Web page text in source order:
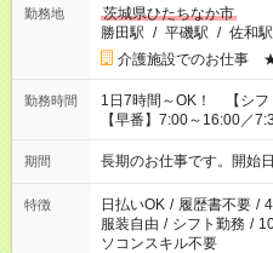
勤務地
茨城県ひたちなか市
勝田駅 / 平磯駅 / 佐和駅
介護施設でのお仕事 ★
勤務時間
1日7時間～OK！ 【シフト固
【早番】7:00～16:00／
9:00～18:00 【遅番】
期間 長期のお仕事です。開
特徴 日払いOK / 履歴書不要 /
服装自由 / シフト勤務 /
ソコンスキル不要